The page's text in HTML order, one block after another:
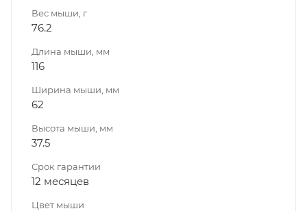
Вес мыши, г
76.2
Длина мыши, мм
116
Ширина мыши, мм
62
Высота мыши, мм
37.5
Срок гарантии
12 месяцев
Цвет мыши